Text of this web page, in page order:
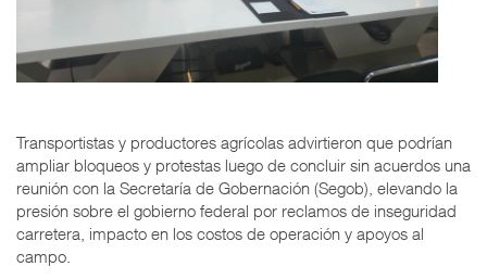
Transportistas y productores agrícolas advirtieron que podrían
ampliar bloqueos y protestas luego de concluir sin acuerdos una
reunión con la Secretaría de Gobernación (Segob), elevando la
presión sobre el gobierno federal por reclamos de inseguridad
carretera, impacto en los costos de operación y apoyos al
campo.